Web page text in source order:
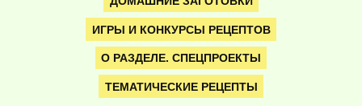
ИГРЫ И КОНКУРСЫ РЕЦЕПТОВ
О РАЗДЕЛЕ. СПЕЦПРОЕКТЫ
ТЕМАТИЧЕСКИЕ РЕЦЕПТЫ